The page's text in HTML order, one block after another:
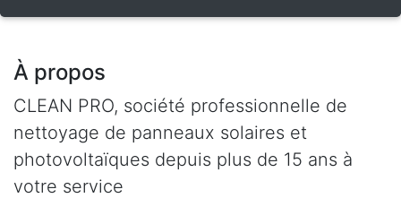
À propos
CLEAN PRO, société professionnelle de
nettoyage de panneaux solaires et
photovoltaïques depuis plus de 15 ans à
votre service